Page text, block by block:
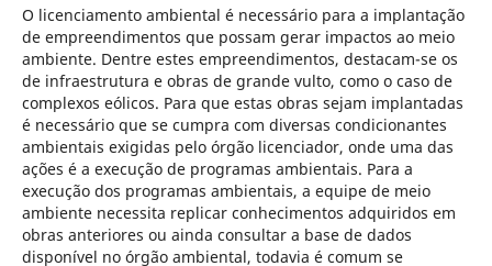
O licenciamento ambiental é necessário para a implantação
de empreendimentos que possam gerar impactos ao meio
ambiente. Dentre estes empreendimentos, destacam-se os
de infraestrutura e obras de grande vulto, como o caso de
complexos eólicos. Para que estas obras sejam implantadas
é necessário que se cumpra com diversas condicionantes
ambientais exigidas pelo órgão licenciador, onde uma das
ações é a execução de programas ambientais. Para a
execução dos programas ambientais, a equipe de meio
ambiente necessita replicar conhecimentos adquiridos em
obras anteriores ou ainda consultar a base de dados
disponível no órgão ambiental, todavia é comum se